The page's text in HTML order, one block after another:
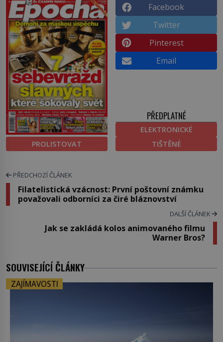
PROLISTOVAT
Facebook
Twitter
Pinterest
Email
PŘEDPLATNÉ
ELEKTRONICKÉ
TIŠTĚNÉ
PŘEDCHOZÍ ČLÁNEK
Filatelistická vzácnost: První poštovní známku
považovali odborníci za čiré bláznovství
DALŠÍ ČLÁNEK
Jak se zakládá kolos animovaného filmu
Warner Bros?
SOUVISEJÍCÍ ČLÁNKY
ZAJÍMAVOSTI